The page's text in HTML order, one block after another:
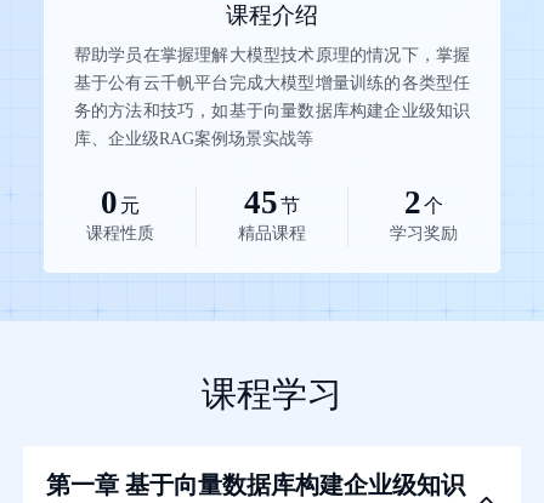
课程介绍
帮助学员在掌握理解大模型技术原理的情况下，掌握
基于公有云千帆平台完成大模型增量训练的各类型任
务的方法和技巧，如基于向量数据库构建企业级知识
库、企业级RAG案例场景实战等
0 元
课程性质
45节
精品课程
2个
学习奖励
课程学习
第一章 基于向量数据库构建企业级知识